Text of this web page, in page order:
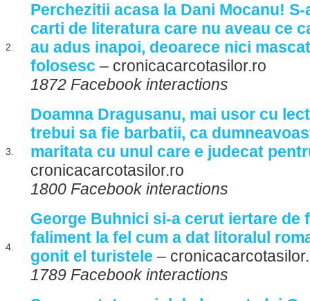
2.
Perchezitii acasa la Dani Mocanu!
carti de literatura care nu aveau ce
au adus inapoi, deoarece nici
folosesc – cronicacarcotasilor.ro
1872 Facebook interactions
3.
Doamna Dragusanu, mai usor cu
trebui sa fie barbatii, ca
maritata cu unul care e judecat
cronicacarcotasilor.ro
1800 Facebook interactions
4.
George Buhnici si-a cerut iertare de
faliment la fel cum a dat litoralul
gonit el turistele –
1789 Facebook interactions